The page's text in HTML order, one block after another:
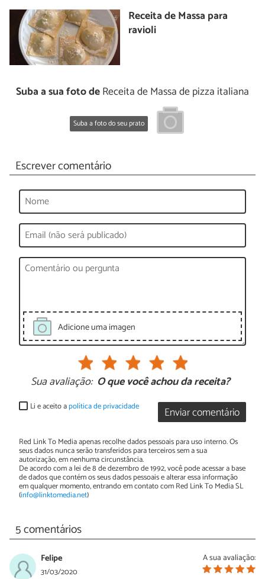
Receita de Massa para
ravioli
Suba a sua foto deReceita de Massa de pizza italiana
Suba a foto do seu prato
Escrever comentário
Adicione uma imagen
Sua avaliação: O que você achou da receita?
Enviar comentário
Li e aceito apolítica de privacidade
Red Link To Media apenas recolhe dados pessoais para uso interno. Os
seus dados nunca serão transferidos para terceiros sem a sua
autorização, em nenhuma circunstância.
De acordo com a lei de 8 de dezembro de 1992, você pode acessar a base
de dados que contém os seus dados pessoais e alterar essa informação
em qualquer momento, entrando em contato com Red Link To Media SL
(info@linktomedia.net)
5 comentários
A sua avaliação:
Felipe
31/03/2020